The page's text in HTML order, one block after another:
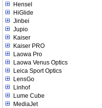
Hensel
HiGlide
Jinbei
Jupio
Kaiser
Kaiser PRO
Laowa Pro
Laowa Venus Optics
Leica Sport Optics
LensGo
Linhof
Lume Cube
MediaJet